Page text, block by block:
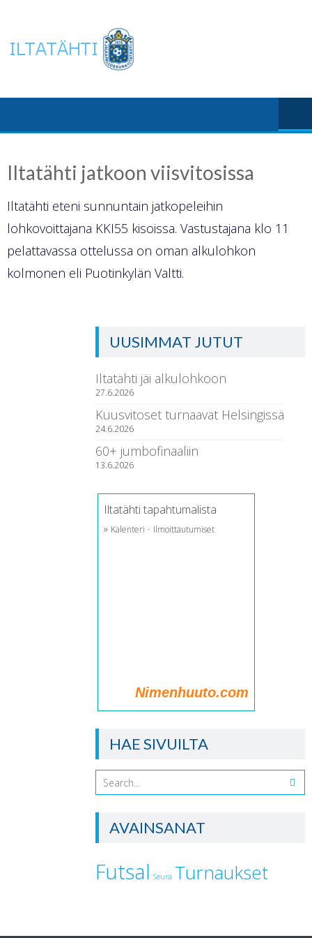
content
Iltatähti jatkoon viisvitosissa
Iltatähti eteni sunnuntain jatkopeleihin
lohkovoittajana KKI55 kisoissa. Vastustajana klo 11
pelattavassa ottelussa on oman alkulohkon
kolmonen eli Puotinkylän Valtti.
UUSIMMAT JUTUT
Iltatähti jäi alkulohkoon
27.6.2026
Kuusvitoset turnaavat Helsingissä
24.6.2026
60+ jumbofinaaliin
13.6.2026
Iltatähti tapahtumalista
» Kalenteri · Ilmoittautumiset
Nimenhuuto.com
HAE SIVUILTA
AVAINSANAT
Futsal Seura Turnaukset